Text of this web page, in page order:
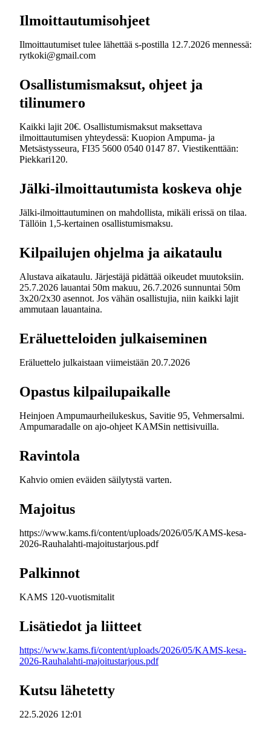
Ilmoittautumisohjeet
Ilmoittautumiset tulee lähettää s-postilla 12.7.2026 mennessä:
rytkoki@gmail.com
Osallistumismaksut, ohjeet ja
tilinumero
Kaikki lajit 20€. Osallistumismaksut maksettava
ilmoittautumisen yhteydessä: Kuopion Ampuma- ja
Metsästysseura, FI35 5600 0540 0147 87. Viestikenttään:
Piekkari120.
Jälki-ilmoittautumista koskeva ohje
Jälki-ilmoittautuminen on mahdollista, mikäli erissä on tilaa.
Tällöin 1,5-kertainen osallistumismaksu.
Kilpailujen ohjelma ja aikataulu
Alustava aikataulu. Järjestäjä pidättää oikeudet muutoksiin.
25.7.2026 lauantai 50m makuu, 26.7.2026 sunnuntai 50m
3x20/2x30 asennot. Jos vähän osallistujia, niin kaikki lajit
ammutaan lauantaina.
Eräluetteloiden julkaiseminen
Eräluettelo julkaistaan viimeistään 20.7.2026
Opastus kilpailupaikalle
Heinjoen Ampumaurheilukeskus, Savitie 95, Vehmersalmi.
Ampumaradalle on ajo-ohjeet KAMSin nettisivuilla.
Ravintola
Kahvio omien eväiden säilytystä varten.
Majoitus
https://www.kams.fi/content/uploads/2026/05/KAMS-kesa-
2026-Rauhalahti-majoitustarjous.pdf
Palkinnot
KAMS 120-vuotismitalit
Lisätiedot ja liitteet
https://www.kams.fi/content/uploads/2026/05/KAMS-kesa-
2026-Rauhalahti-majoitustarjous.pdf
Kutsu lähetetty
22.5.2026 12:01